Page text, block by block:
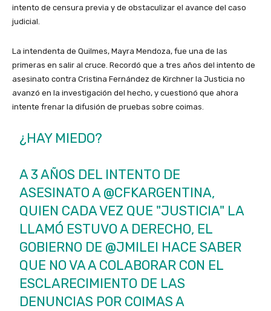
intento de censura previa y de obstaculizar el avance del caso
judicial.
La intendenta de Quilmes, Mayra Mendoza, fue una de las
primeras en salir al cruce. Recordó que a tres años del intento de
asesinato contra Cristina Fernández de Kirchner la Justicia no
avanzó en la investigación del hecho, y cuestionó que ahora
intente frenar la difusión de pruebas sobre coimas.
¿HAY MIEDO?
A 3 AÑOS DEL INTENTO DE
ASESINATO A@CFKARGENTINA,
QUIEN CADA VEZ QUE "JUSTICIA" LA
LLAMÓ ESTUVO A DERECHO, EL
GOBIERNO DE @JMILEI HACE SABER
QUE NO VA A COLABORAR CON EL
ESCLARECIMIENTO DE LAS
DENUNCIAS POR COIMAS A